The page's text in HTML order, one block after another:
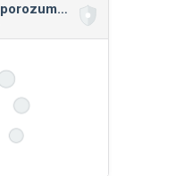
Tabuľky: základné porozumenie